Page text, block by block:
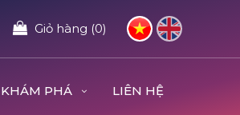
Giỏ hàng (0)
KHÁM PHÁ LIÊN HỆ